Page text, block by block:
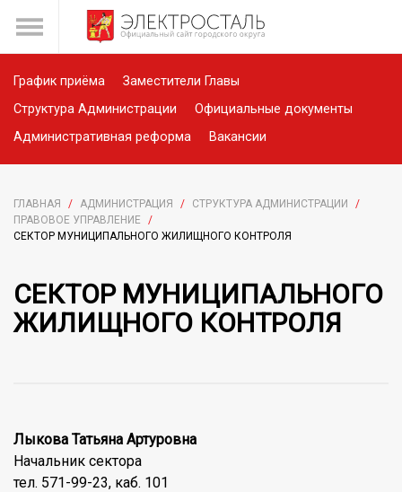
График приёма
Заместители Главы
Структура Администрации
Официальные документы
Административная реформа
Вакансии
ГЛАВНАЯ / АДМИНИСТРАЦИЯ / СТРУКТУРА АДМИНИСТРАЦИИ
/
ПРАВОВОЕ УПРАВЛЕНИЕ
/
СЕКТОР МУНИЦИПАЛЬНОГО ЖИЛИЩНОГО КОНТРОЛЯ
СЕКТОР МУНИЦИПАЛЬНОГО
ЖИЛИЩНОГО КОНТРОЛЯ
Лыкова Татьяна Артуровна
Начальник сектора
тел. 571-99-23, каб. 101